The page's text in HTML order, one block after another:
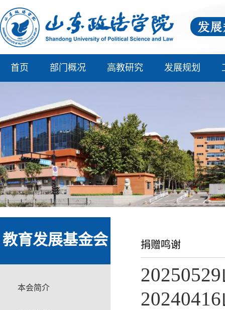
首页 部门概况 高教研究 发展规划
教育发展基金会
本会简介
捐赠鸣谢